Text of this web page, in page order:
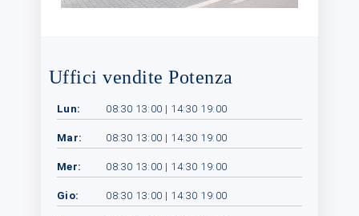
Uffici vendite Potenza
Lun: 08:30 13:00 | 14:30 19:00
Mar: 08:30 13:00 | 14:30 19:00
Mer: 08:30 13:00 | 14:30 19:00
Gio: 08:30 13:00 | 14:30 19:00